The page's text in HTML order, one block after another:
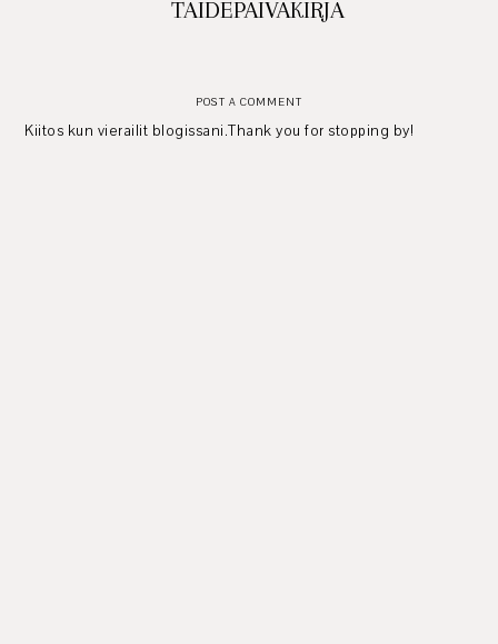
TAIDEPÄIVÄKIRJA
POST A COMMENT
Kiitos kun vierailit blogissani.Thank you for stopping by!